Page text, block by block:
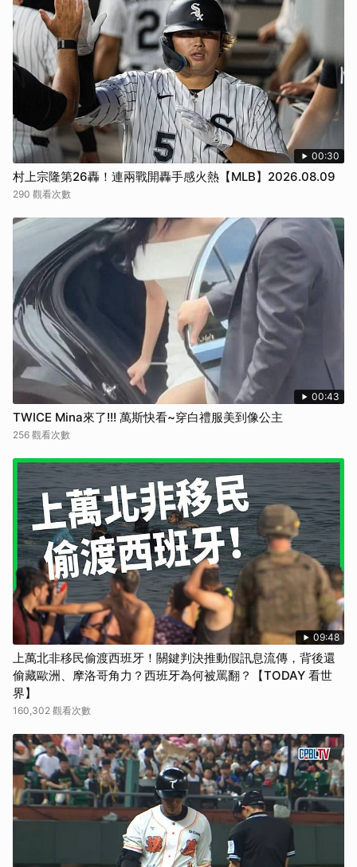
00:30
村上宗隆第26轟！連兩戰開轟手感火熱【MLB】2026.08.09
290 觀看次數
00:43
TWICE Mina來了!!! 萬斯快看~穿白禮服美到像公主
256 觀看次數
09:48
上萬北非移民偷渡西班牙！關鍵判決推動假訊息流傳，背後還
偷藏歐洲、摩洛哥角力？西班牙為何被罵翻？【TODAY 看世
界】
160,302 觀看次數